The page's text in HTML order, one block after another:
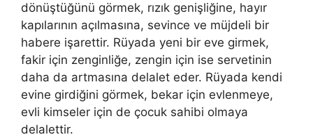
dönüştüğünü görmek, rızık genişliğine, hayır
kapılarının açılmasına, sevince ve müjdeli bir
habere işarettir. Rüyada yeni bir eve girmek,
fakir için zenginliğe, zengin için ise servetinin
daha da artmasına delalet eder. Rüyada kendi
evine girdiğini görmek, bekar için evlenmeye,
evli kimseler için de çocuk sahibi olmaya
delalettir.